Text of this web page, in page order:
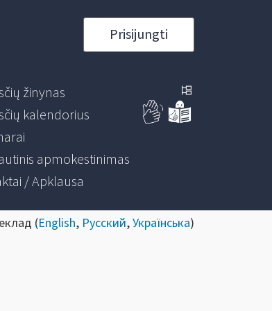
Prisijungti
žinynas
kalendorius
apmokestinimas
/ Apklausa
(English, Русский,Українська)